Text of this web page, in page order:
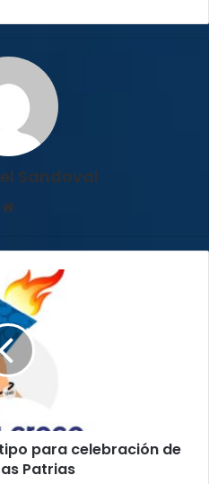
Sandoval
para celebración de
Patrias